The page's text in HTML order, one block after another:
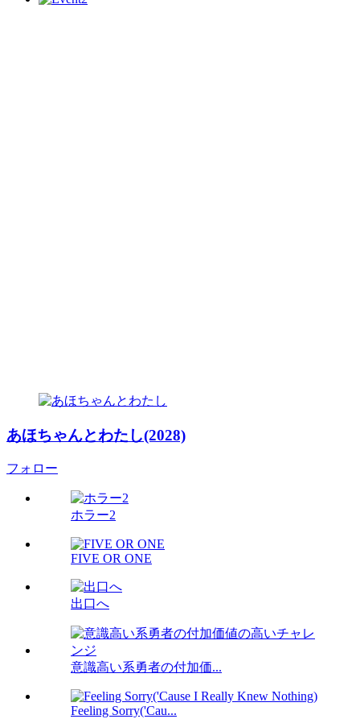
あほちゃんとわたし(2028)
フォロー
ホラー2
FIVE OR ONE
出口へ
意識高い系勇者の付加価...
Feeling Sorry('Cau...